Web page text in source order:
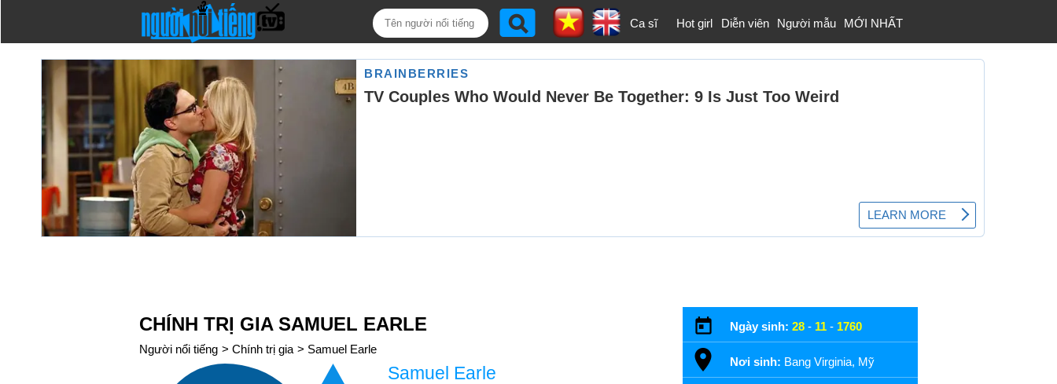
Ca sĩ Hot girl Diễn viên Người mẫu MỚI NHẤT
CHÍNH TRỊ GIA SAMUEL EARLE
Người nổi tiếng > Chính trị gia > Samuel Earle
Samuel Earle
Ngày sinh: 28 - 11 - 1760
Nơi sinh: Bang Virginia, Mỹ